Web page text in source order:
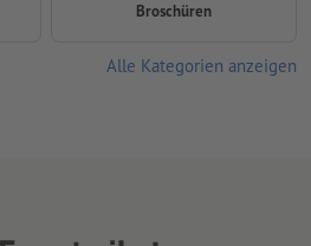
Broschüren
Alle Kategorien anzeigen